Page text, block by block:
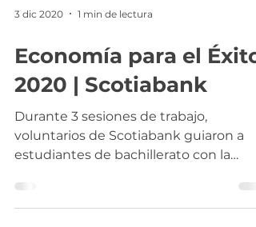
3 dic 2020 1 min de lectura
Economía para el Éxito
2020 | Scotiabank
Durante 3 sesiones de trabajo,
estudiantes de bachillerato con la
plataforma de Economía para el...